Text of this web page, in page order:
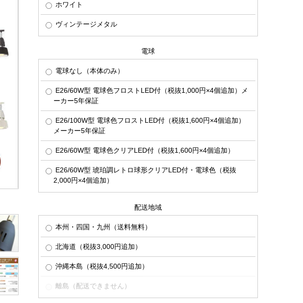
ホワイト
ヴィンテージメタル
電球
電球なし（本体のみ）
E26/60W型 電球色フロストLED付（税抜1,000円×4個追加）メ
ーカー5年保証
E26/100W型 電球色フロストLED付（税抜1,600円×4個追加）
メーカー5年保証
E26/60W型 電球色クリアLED付（税抜1,600円×4個追加）
E26/60W型 琥珀調レトロ球形クリアLED付・電球色（税抜
2,000円×4個追加）
配送地域
本州・四国・九州（送料無料）
北海道（税抜3,000円追加）
沖縄本島（税抜4,500円追加）
離島（配送できません）